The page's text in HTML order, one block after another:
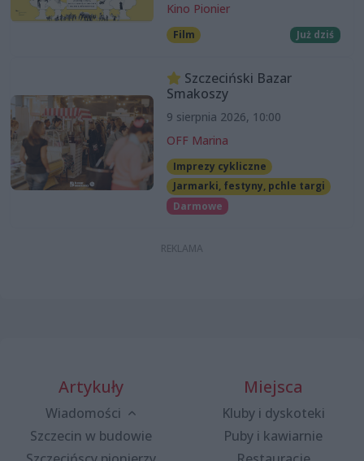
Kino Pionier
Film Już dziś
Szczeciński Bazar
Smakoszy
9 sierpnia 2026, 10:00
OFF Marina
Imprezy cykliczne
Jarmarki, festyny, pchle targi
Darmowe
Artykuły
Wiadomości
Szczecin w budowie
Miejsca
Kluby i dyskoteki
Puby i kawiarnie